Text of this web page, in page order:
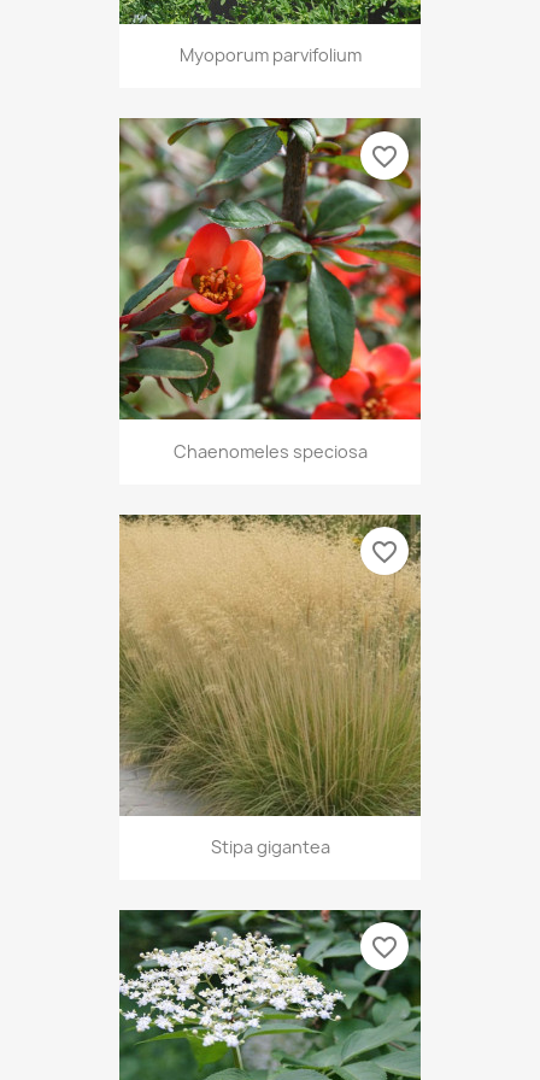
Myoporum parvifolium
Chaenomeles speciosa
favorite_border
Stipa gigantea
favorite_border
favorite_border